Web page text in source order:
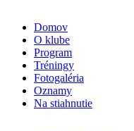
Domov
O klube
Program
Tréningy
Fotogaléria
Oznamy
Na stiahnutie